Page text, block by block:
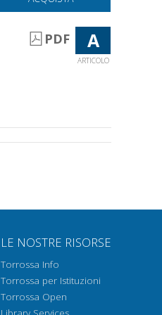
PDF A
ARTICOLO
LE NOSTRE RISORSE
Torrossa Info
Torrossa per Istituzioni
Torrossa Open